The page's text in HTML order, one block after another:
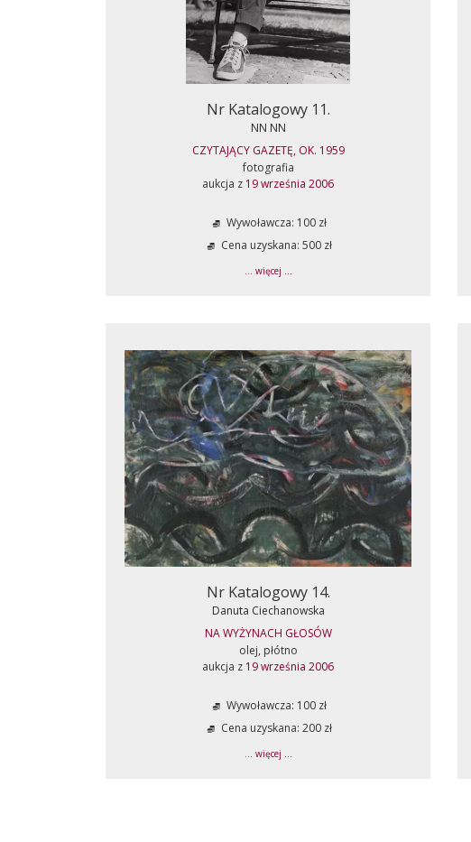
Nr Katalogowy 11.
NN NN
CZYTAJĄCY GAZETĘ, OK. 1959
fotografia
aukcja z 19 września 2006
Wywoławcza: 100 zł
Cena uzyskana: 500 zł
... więcej ...
Nr Katalogowy 14.
Danuta Ciechanowska
NA WYŻYNACH GŁOSÓW
olej, płótno
aukcja z 19 września 2006
Wywoławcza: 100 zł
Cena uzyskana: 200 zł
... więcej ...